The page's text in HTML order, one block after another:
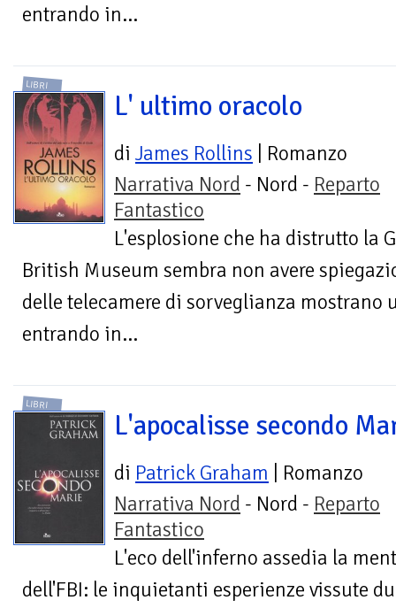
entrando in...
LIBRI
L' ultimo oracolo
di James Rollins | Romanzo
Narrativa Nord - Nord - Reparto
Fantastico
L'esplosione che ha distrutto la
British Museum sembra non avere
delle telecamere di sorveglianza mostrano
entrando in...
LIBRI
L'apocalisse secondo
di Patrick Graham | Romanzo
Narrativa Nord - Nord - Reparto
Fantastico
L'eco dell'inferno assedia la
dell'FBI: le inquietanti esperienze vissute